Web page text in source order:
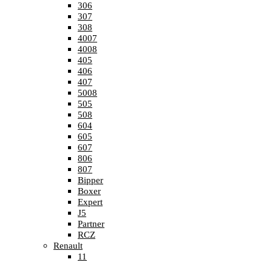
306
307
308
4007
4008
405
406
407
5008
505
508
604
605
607
806
807
Bipper
Boxer
Expert
J5
Partner
RCZ
Renault
11